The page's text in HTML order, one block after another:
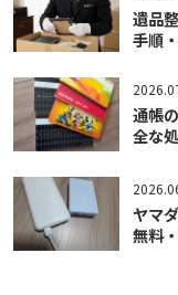
遺品
手順
通帳
全な
ヤマ
無料